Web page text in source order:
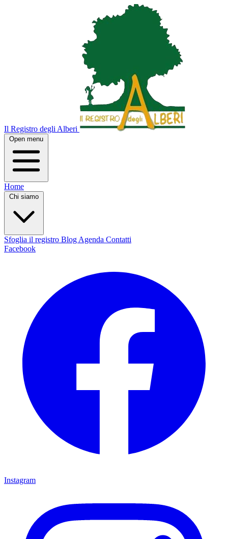
Il Registro degli Alberi
Open menu
Home
Chi siamo
Sfoglia il registro Blog Agenda Contatti
Facebook
Instagram